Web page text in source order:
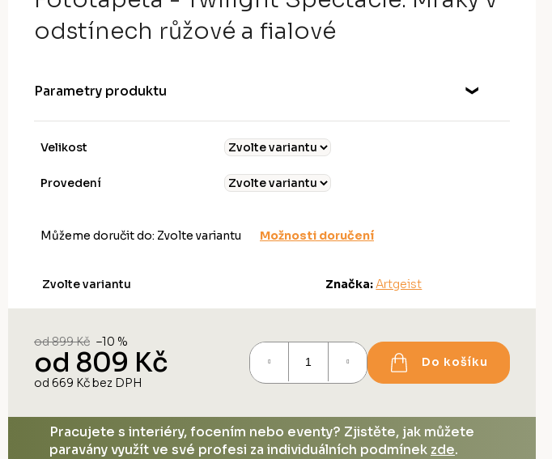
je
zodstínech růžové a fialové
Parametry produktu
Velikost
Provedení
Můžeme doručit do: Zvolte variantu Možnosti doručení
Zvolte variantu Značka: Artgeist
od 899 Kč –10 %
od 809 Kč
od 669 Kčbez DPH
Do košíku
Pracujete s interiéry, focením nebo eventy? Zjistěte, jak můžete
paravány využít ve své profesi za individuálních podmínek zde.